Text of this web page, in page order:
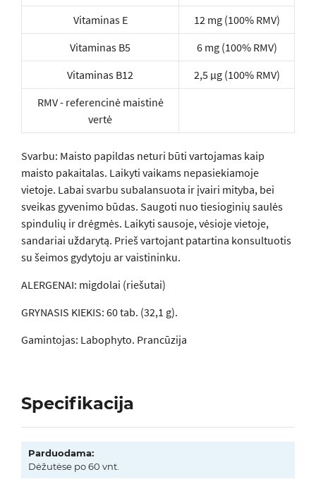
Vitaminas E
12 mg (100% RMV)
Vitaminas B5
6 mg (100% RMV)
Vitaminas B12
2,5 µg (100% RMV)
RMV - referencinė maistinė
vertė
Svarbu: Maisto papildas neturi būti vartojamas kaip
maisto pakaitalas. Laikyti vaikams nepasiekiamoje
vietoje. Labai svarbu subalansuota ir įvairi mityba, bei
sveikas gyvenimo būdas. Saugoti nuo tiesioginių saulės
spindulių ir drėgmės. Laikyti sausoje, vėsioje vietoje,
sandariai uždarytą. Prieš vartojant patartina konsultuotis
su šeimos gydytoju ar vaistininku.
ALERGENAI: migdolai (riešutai)
GRYNASIS KIEKIS: 60 tab. (32,1 g).
Gamintojas: Labophyto. Prancūzija
Specifikacija
Parduodama:
Dėžutėse po 60 vnt.